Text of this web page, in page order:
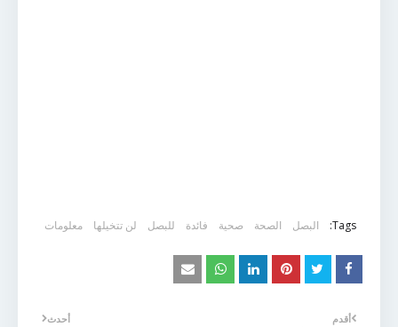
Tags: البصل الصحة صحية فائدة للبصل لن تتخيلها معلومات
أحدث أقدم